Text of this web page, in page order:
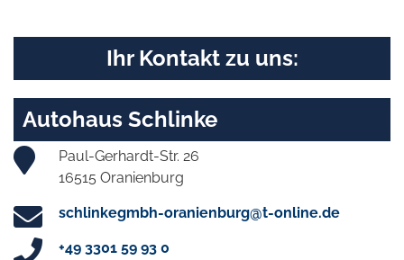
Ihr Kontakt zu uns:
Autohaus Schlinke
Paul-Gerhardt-Str. 26
16515 Oranienburg
schlinkegmbh-oranienburg@t-online.de
+49 3301 59 93 0